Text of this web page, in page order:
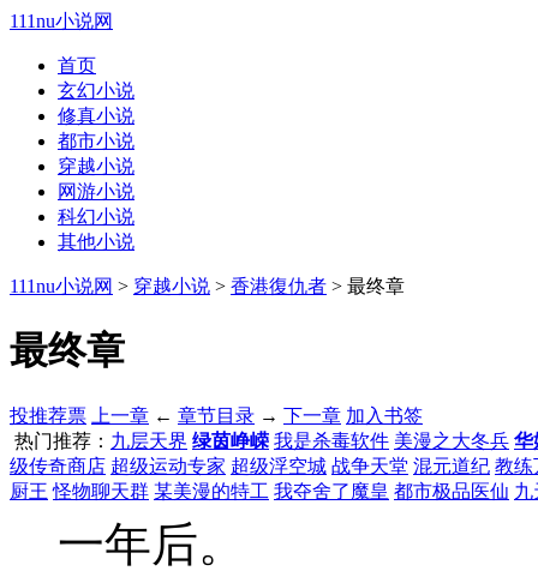
111nu小说网
首页
玄幻小说
修真小说
都市小说
穿越小说
网游小说
科幻小说
其他小说
111nu小说网 > 穿越小说 > 香港復仇者 > 最终章
最终章
投推荐票 上一章 ← 章节目录 → 下一章 加入书签
热门推荐： 九层天界 绿茵峥嵘 我是杀毒软件 美漫之大冬兵 华
级传奇商店 超级运动专家 超级浮空城 战争天堂 混元道纪 教练
厨王 怪物聊天群 某美漫的特工 我夺舍了魔皇 都市极品医仙 九
一年后。